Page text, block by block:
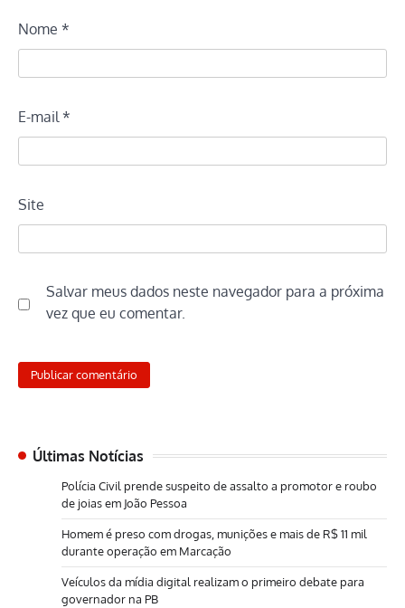
Nome *
E-mail *
Site
Salvar meus dados neste navegador para a próxima
vez que eu comentar.
Últimas Notícias
Polícia Civil prende suspeito de assalto a promotor e roubo
de joias em João Pessoa
Homem é preso com drogas, munições e mais de R$ 11 mil
durante operação em Marcação
Veículos da mídia digital realizam o primeiro debate para
governador na PB